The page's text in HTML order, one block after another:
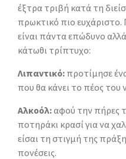
έξτρα τριβή κατά τη
πρωκτικό πιο ευχάριστο.
είναι πάντα επώδυνο
κάτωθι τρίπτυχο:
Λιπαντικό: προτίμησε
που θα κάνει το πέος του
Αλκοόλ:αφού την πήρες
ποτηράκι κρασί για να
είσαι τη στιγμή της
πονέσεις.